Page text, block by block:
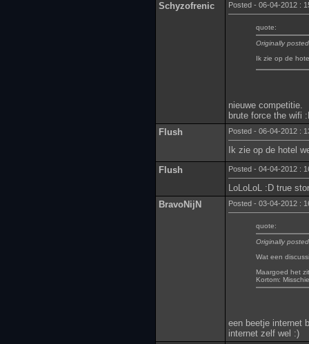
Schyzofrenic
Posted - 06-04-2012 :
quote:
Originally
Ik zie op de
nieuwe competitie.
brute force the wifi
Flush
Posted - 06-04-2012 :
Ik zie op de hotel
Flush
Posted - 04-04-2012 :
LoLoLoL :D true
BravoNijN
Posted - 03-04-2012 :
quote:
Originally
Wat een
Maargoed het
Kortom:
een beetje internet
internet zelf wel :)